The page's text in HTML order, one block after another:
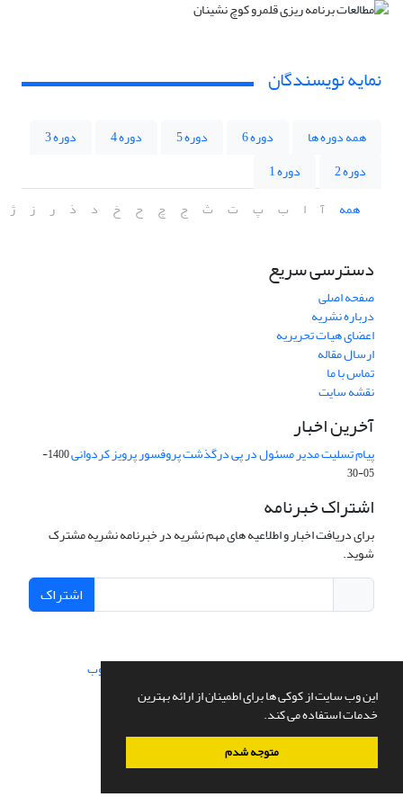
این وب سایت از کوکی ها برای اطمینان از ارائه بهترین
خدمات استفاده می کند.
متوجه شدم
نمایه نویسندگان
همه دوره ها دوره 6 دوره 5 دوره 4
دوره 3
دوره 2
دوره 1
همه
آ ا ب پ ت ث ج چ ح خ د ذ ر ز ژ
دسترسی سریع
صفحه اصلی
درباره نشریه
اعضای هیات تحریریه
ارسال مقاله
تماس با ما
نقشه سایت
آخرین اخبار
پیام تسلیت مدیر مسئول در پی درگذشت پروفسور پرویز کردوانی
1400-
05-30
اشتراک خبرنامه
برای دریافت اخبار و اطلاعیه های مهم نشریه در خبرنامه نشریه مشترک
شوید.
اشتراک
سامانه مدیریت نشریات علمی.طراحی و پیاده سازی ازسیناوب